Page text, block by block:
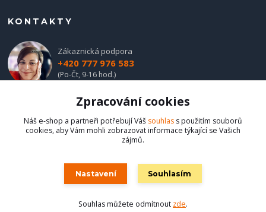
KONTAKTY
Zákaznická podpora
+420 777 976 583
(Po-Čt, 9-16 hod.)
obchod@hadladla.cz
Vytvořeno na
Eshop-rychle.cz
Zpracování cookies
Náš e-shop a partneři potřebují Váš souhlas s použitím souborů
cookies, aby Vám mohli zobrazovat informace týkající se Vašich
zájmů.
Nastavení Souhlasím
Souhlas můžete odmítnout zde.